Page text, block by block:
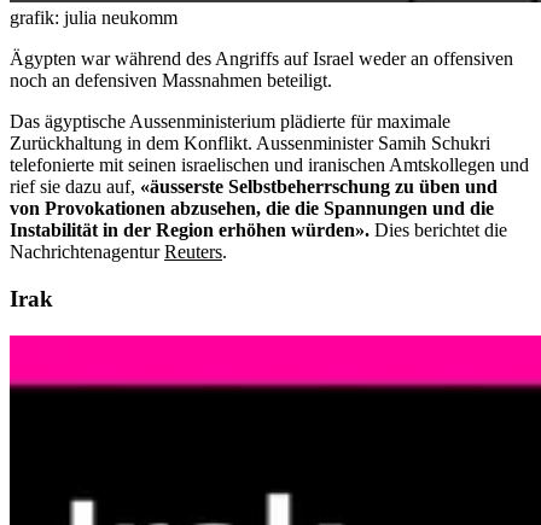
grafik: julia neukomm
Ägypten war während des Angriffs auf Israel weder an offensiven
noch an defensiven Massnahmen beteiligt.
Das ägyptische Aussenministerium plädierte für maximale
Zurückhaltung in dem Konflikt. Aussenminister Samih Schukri
telefonierte mit seinen israelischen und iranischen Amtskollegen und
rief sie dazu auf, «äusserste Selbstbeherrschung zu üben und
von Provokationen abzusehen, die die Spannungen und die
Instabilität in der Region erhöhen würden». Dies berichtet die
NachrichtenagenturReuters.
Irak